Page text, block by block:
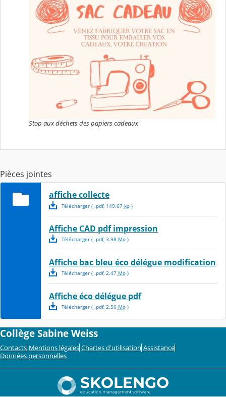
Stop aux déchets des papiers cadeaux
Pièces jointes
affiche collecte
Télécharger( .pdf, 149.67 ko)
Affiche CAD pdf impression
Télécharger( .pdf, 3.98 Mo)
Affiche bac bleu éco délégue modification
Télécharger( .pdf, 2.47 Mo)
Affiche éco délégue pdf
Télécharger( .pdf, 2.56 Mo)
Collège Sabine Weiss
Contacts Mentions légales Chartes d'utilisation Assistance
Données personnelles